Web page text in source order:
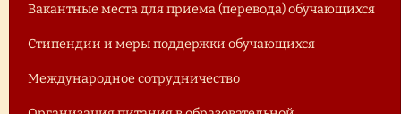
Вакантные места для приема (перевода) обучающихся
Стипендии и меры поддержки обучающихся
Международное сотрудничество